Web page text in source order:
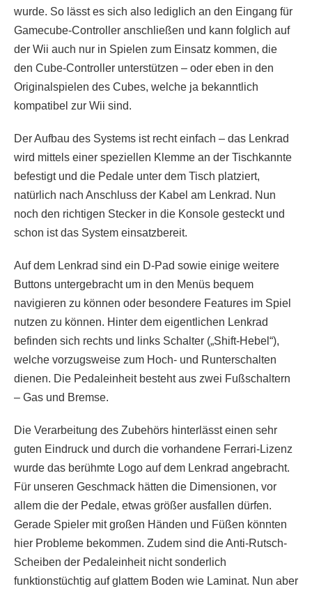
wurde. So lässt es sich also lediglich an den Eingang für
Gamecube-Controller anschließen und kann folglich auf
der Wii auch nur in Spielen zum Einsatz kommen, die
den Cube-Controller unterstützen – oder eben in den
Originalspielen des Cubes, welche ja bekanntlich
kompatibel zur Wii sind.
Der Aufbau des Systems ist recht einfach – das Lenkrad
wird mittels einer speziellen Klemme an der Tischkannte
befestigt und die Pedale unter dem Tisch platziert,
natürlich nach Anschluss der Kabel am Lenkrad. Nun
noch den richtigen Stecker in die Konsole gesteckt und
schon ist das System einsatzbereit.
Auf dem Lenkrad sind ein D-Pad sowie einige weitere
Buttons untergebracht um in den Menüs bequem
navigieren zu können oder besondere Features im Spiel
nutzen zu können. Hinter dem eigentlichen Lenkrad
befinden sich rechts und links Schalter („Shift-Hebel“),
welche vorzugsweise zum Hoch- und Runterschalten
dienen. Die Pedaleinheit besteht aus zwei Fußschaltern
– Gas und Bremse.
Die Verarbeitung des Zubehörs hinterlässt einen sehr
guten Eindruck und durch die vorhandene Ferrari-Lizenz
wurde das berühmte Logo auf dem Lenkrad angebracht.
Für unseren Geschmack hätten die Dimensionen, vor
allem die der Pedale, etwas größer ausfallen dürfen.
Gerade Spieler mit großen Händen und Füßen könnten
hier Probleme bekommen. Zudem sind die Anti-Rutsch-
Scheiben der Pedaleinheit nicht sonderlich
funktionstüchtig auf glattem Boden wie Laminat. Nun aber